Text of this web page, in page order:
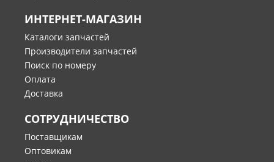
ИНТЕРНЕТ-МАГАЗИН
Каталоги запчастей
Производители запчастей
Поиск по номеру
Оплата
Доставка
СОТРУДНИЧЕСТВО
Поставщикам
Оптовикам